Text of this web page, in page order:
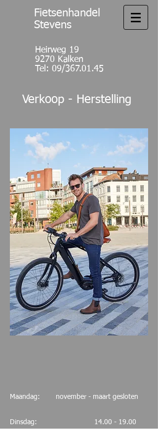
Fietsenhandel
Stevens
Heirweg 19
9270 Kalken
Tel: 09/367.01.45
Verkoop - Herstelling
Maandag: november - maart gesloten
Dinsdag: 14.00 - 19.00